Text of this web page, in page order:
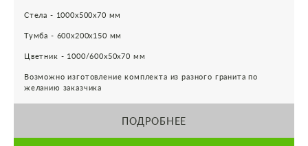
Стела - 1000х500х70 мм
Тумба - 600х200х150 мм
Цветник - 1000/600х50х70 мм
Возможно изготовление комплекта из разного гранита по
желанию заказчика
ПОДРОБНЕЕ